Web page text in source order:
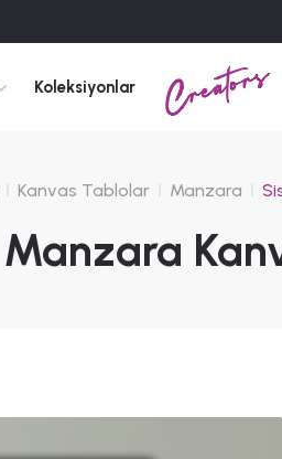
Koleksiyonlar Creators
Kanvas Tablolar Manzara